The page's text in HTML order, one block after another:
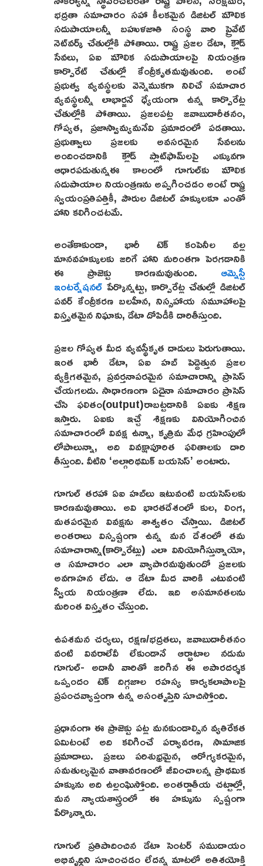
భద్రతా సమాచారం సహా కీలకమైన డిజిటల్ మౌలిక
సదుపాయాలన్నీ బహుళజాతి సంస్థ వారి ప్రైవేట్
నెట్‌వర్క్‌ చేతుల్లోకి పోతాయి. రాష్ట్ర ప్రజల డేటా, క్లౌడ్
సేవలు, ఏఐ మౌలిక సదుపాయాలపై నియంత్రణ
కార్పొరేట్ చేతుల్లో కేంద్రీకృతమవుతుంది. అంటే
ప్రభుత్వ వ్యవస్థలకు వెన్నెముకగా నిలిచే సమాచార
వ్యవస్థలన్నీ లాభార్జనే ధ్యేయంగా ఉన్న కార్పొరేట్ల
చేతుల్లోకి పోతాయి. ప్రజలపట్ల జవాబుదారీతనం,
గోప్యత, ప్రజాస్వామ్యమనేవి ప్రమాదంలో పడతాయి.
ప్రభుత్వాలు ప్రజలకు అవసరమైన సేవలను
అందించడానికి క్లౌడ్ ప్లాట్‌ఫామ్‌లపై ఎక్కువగా
ఆధారపడుతున్నఈ కాలంలో గూగుల్‌కు మౌలిక
సదుపాయాల నియంత్రణను అప్పగించడం అంటే రాష్ట్ర
స్వయంప్రతిపత్తికీ, పౌరుల డిజిటల్ హక్కులకూ ఎంతో
హాని కలిగించటమే.
అంతేకాకుండా, భారీ టెక్ కంపెనీల వల్ల
మానవహక్కులకు జరిగే హాని మరింతగా పెరగడానికి
ఈ ప్రాజెక్టు కారణమవుతుంది. ఆమ్నెస్టీ
ఇంటర్నేషనల్పేర్కొన్నట్టు, కార్పొరేట్ల చేతుల్లో డిజిటల్
పవర్ కేంద్రీకరణ బలహీన, నిస్సహాయ సమూహాలపై
విస్తృతమైన నిఘాకు, డేటా దోపిడీకి దారితీస్తుంది.
ప్రజల గోప్యత మీద వ్యవస్థీకృత దాడులు పెరుగుతాయి.
ఇంత భారీ డేటా, ఏఐ హబ్ పెద్దెత్తున ప్రజల
వ్యక్తిగతమైన, ప్రవర్తనాపరమైన సమాచారాన్ని ప్రాసెస్
చేయగలదు. సాధారణంగా ఏదైనా సమాచారం ప్రాసెస్
చేసి ఫలితం(output)రాబట్టడానికి ఏఐకు శిక్షణ
ఇస్తారు. ఏఐకు ఇచ్చే శిక్షణకు వినియోగించిన
సమాచారంలో వివక్ష ఉన్నా, కృత్రిమ మేధ గ్రహింపులో
లోపాలున్నా, అది వివక్షాపూరిత ఫలితాలకు దారి
తీస్తుంది. వీటిని ‘అల్గారిథమిక్ బయసెస్’ అంటారు.
గూగుల్ తరహా ఏఐ హబ్‌లు ఇటువంటి బయసెస్‌లకు
కారణమవుతాయి. అవి భారతదేశంలో కుల, లింగ,
మతపరమైన వివక్షను శాశ్వతం చేస్తాయి. డిజిటల్
అంతరాలు విస్పష్టంగా ఉన్న మన దేశంలో తమ
సమాచారాన్ని(కార్పొరేట్లు) ఎలా వినియోగిస్తున్నాయో,
ఆ సమాచారం ఎలా వ్యాపారమవుతుందో ప్రజలకు
అవగాహన లేదు. ఆ డేటా మీద వారికి ఎటువంటి
స్వీయ నియంత్రణా లేదు. ఇది అసమానతలను
మరింత విస్తృతం చేస్తుంది.
ఉపశమన చర్యలు, రక్షణ/భద్రతలు, జవాబుదారీతనం
వంటి వివరాలేవీ లేకుండానే ఆర్భాటాల నడుమ
గూగుల్- అదానీ వారితో జరిగిన ఈ అపారదర్శక
ఒప్పందం టెక్ దిగ్గజాల రహస్య కార్యకలాపాలపై
ప్రపంచవ్యాప్తంగా ఉన్న అసంతృప్తిని సూచిస్తోంది.
ప్రధానంగా ఈ ప్రాజెక్టు పట్ల మనకుండాల్సిన వ్యతిరేకత
ఏమిటంటే అది కలిగించే పర్యావరణ, సామాజిక
ప్రమాదాలు. ప్రజలు పరిశుభ్రమైన, ఆరోగ్యకరమైన,
సమతుల్యమైన వాతావరణంలో జీవించాలన్న ప్రాథమిక
హక్కును అది ఉల్లంఘిస్తోంది. అంతర్జాతీయ చట్టాల్లో,
మన న్యాయశాస్త్రంలో ఈ హక్కును స్పష్టంగా
పేర్కొన్నారు.
గూగుల్ ప్రతిపాదించిన డేటా సెంటర్ సముదాయం
అభివృధ్ధిని సూచించడం లేదన్న మాటలో అతిశయోక్తి